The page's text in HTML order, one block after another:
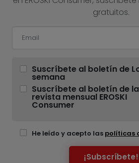
gratuitos.
Suscríbete al boletín de
semana
Suscríbete al boletín de la
revista mensual EROSKI
Consumer
He leído y acepto las políticas
¡Subscríbete!